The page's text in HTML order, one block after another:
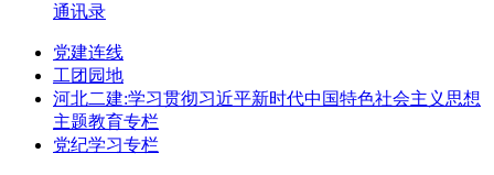
通讯录
党建连线
工团园地
河北二建:学习贯彻习近平新时代中国特色社会主义思想
主题教育专栏
党纪学习专栏